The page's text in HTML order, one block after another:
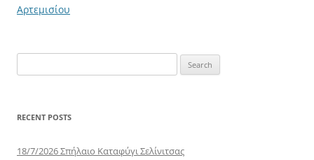
Αρτεμισίου
for:
RECENT POSTS
18/7/2026 Σπήλαιο Καταφύγι Σελίνιτσας